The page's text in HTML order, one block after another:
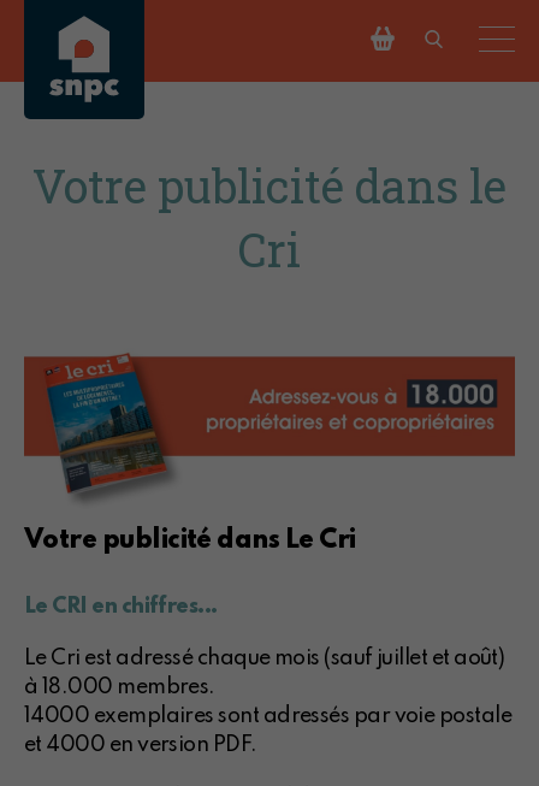
Votre publicité dans le
Cri
Votre publicité dans Le Cri
Le CRI en chiffres...
Le Cri est adressé chaque mois (sauf juillet et août)
à 18.000 membres.
14000 exemplaires sont adressés par voie postale
et 4000 en version PDF.